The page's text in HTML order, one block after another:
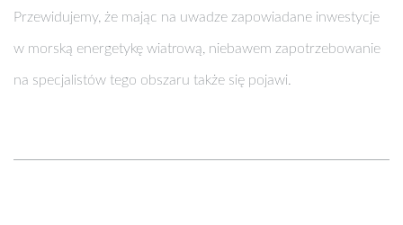
Przewidujemy, że mając na uwadze zapowiadane inwestycje
w morską energetykę wiatrową, niebawem zapotrzebowanie
na specjalistów tego obszaru także się pojawi.